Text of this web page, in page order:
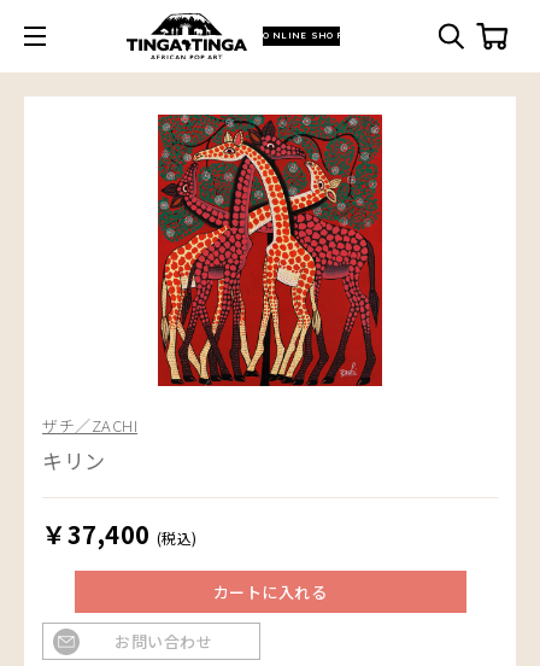
ONLINE SHOP
ザチ／ZACHI
キリン
￥37,400 (税込)
カートに入れる
お問い合わせ